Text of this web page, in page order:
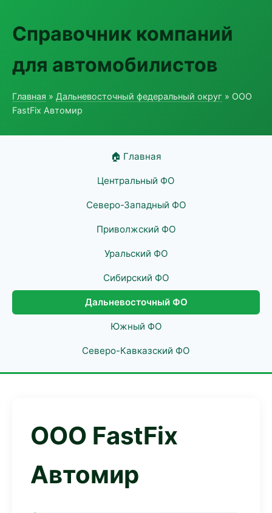
Справочник компаний
для автомобилистов
Главная » Дальневосточный федеральный округ » ООО
FastFix Автомир
🏠 Главная
Центральный ФО
Северо-Западный ФО
Приволжский ФО
Уральский ФО
Сибирский ФО
Дальневосточный ФО
Южный ФО
Северо-Кавказский ФО
ООО FastFix
Автомир